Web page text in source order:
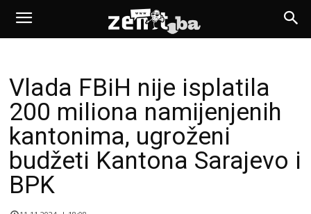
Vlada FBiH nije isplatila
200 miliona namijenjenih
kantonima, ugroženi
budžeti Kantona Sarajevo i
BPK